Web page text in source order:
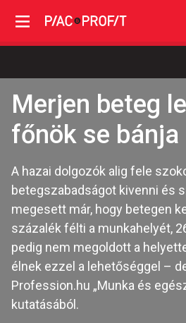
Merjen beteg
főnök se bánja
A hazai dolgozók alig fele
betegszabadságot kivenni és
megesett már, hogy betegen
százalék félti a munkahelyét,
pedig nem megoldott a
élnek ezzel a lehetőséggel –
Profession.hu „Munka és
kutatásából.